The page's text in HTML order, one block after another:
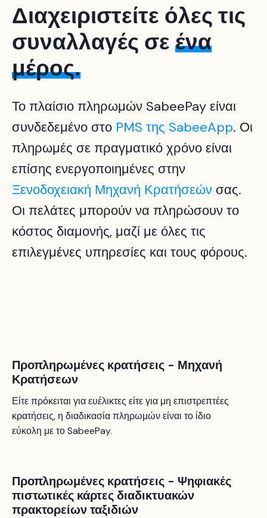
Διαχειριστείτε όλες τις
συναλλαγές σε ένα
μέρος.
Το πλαίσιο πληρωμών SabeePay είναι
συνδεδεμένο στο PMS της SabeeApp. Οι
πληρωμές σε πραγματικό χρόνο είναι
επίσης ενεργοποιημένες στην
Ξενοδοχειακή Μηχανή Κρατήσεών σας.
Οι πελάτες μπορούν να πληρώσουν το
κόστος διαμονής, μαζί με όλες τις
επιλεγμένες υπηρεσίες και τους φόρους.
Προπληρωμένες κρατήσεις - Μηχανή
Κρατήσεων
Είτε πρόκειται για ευέλικτες είτε για μη επιστρεπτέες
κρατήσεις, η διαδικασία πληρωμών είναι το ίδιο
εύκολη με το SabeePay.
Προπληρωμένες κρατήσεις - Ψηφιακές
πιστωτικές κάρτες διαδικτυακών
πρακτορείων ταξιδιών